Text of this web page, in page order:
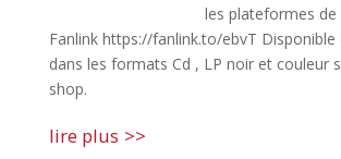
les plateformes de
Fanlink https://fanlink.to/ebvT
dans les formats Cd , LP noir et couleur
shop.
lire plus